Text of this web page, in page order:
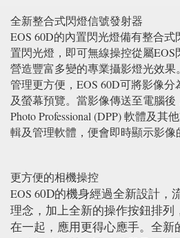
全新整合式閃燈信號發射器
EOS 60D的內置閃光燈備有整合
置閃光燈，即可無線操控從屬EOS
營造豐富多變的專業攝影燈光效
管理更方便，EOS 60D可將影像
及螢幕預覽。當影像傳送至電腦後
Photo Professional (DPP) 軟體及其
輯及管理軟體，便會即時顯示影像
更方便的相機操控
EOS 60D的機身經過全新設計，
理念，加上全新的操作按鈕排列
在一起，應用更得心應手。全新